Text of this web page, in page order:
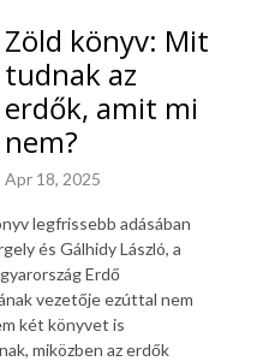
Zöld könyv: Mit
tudnak az
erdők, amit mi
nem?
Apr 18, 2025
legfrissebb adásában
és Gálhidy László, a
Erdő
vezetője ezúttal nem
két könyvet is
miközben az erdők